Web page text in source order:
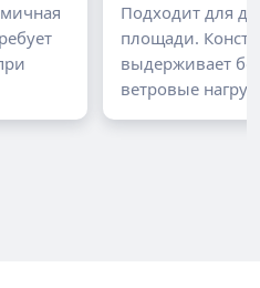
Подходит для
площади.
выдерживает
ветровые